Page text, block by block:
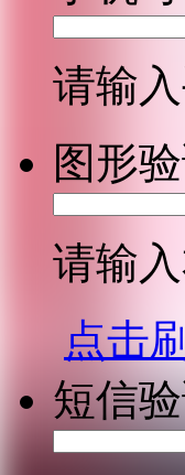
请输
图形
请输
点击
短信